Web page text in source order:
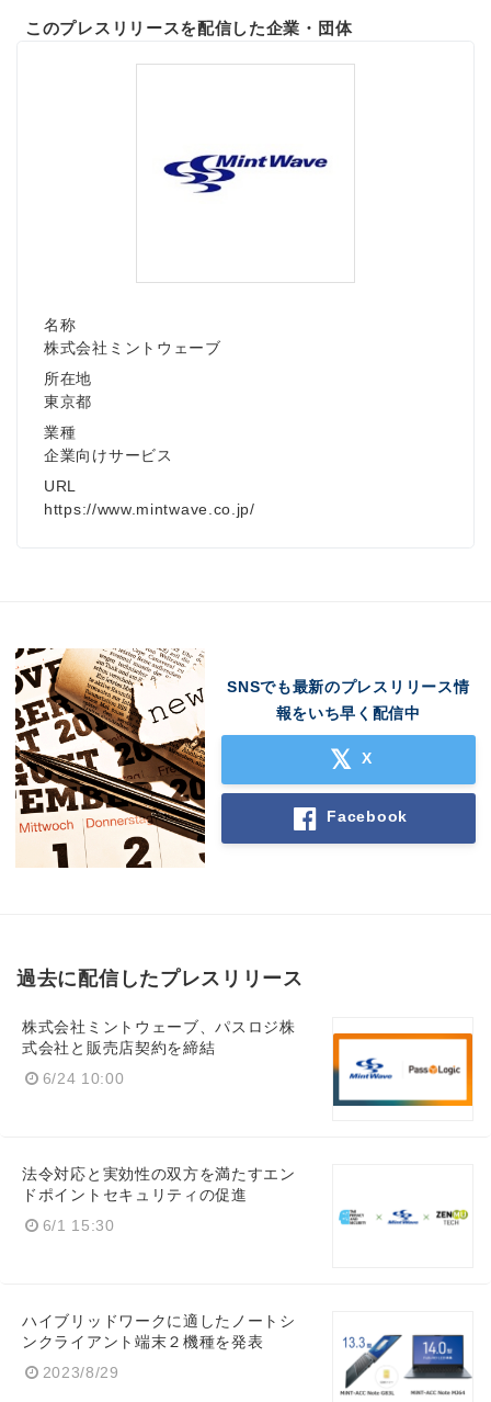
このプレスリリースを配信した企業・団体
名称
株式会社ミントウェーブ
所在地
東京都
業種
企業向けサービス
URL
https://www.mintwave.co.jp/
SNSでも最新のプレスリリース情
報をいち早く配信中
X
Facebook
過去に配信したプレスリリース
株式会社ミントウェーブ、パスロジ株
式会社と販売店契約を締結
6/24 10:00
法令対応と実効性の双方を満たすエン
ドポイントセキュリティの促進
6/1 15:30
ハイブリッドワークに適したノートシ
ンクライアント端末２機種を発表
2023/8/29